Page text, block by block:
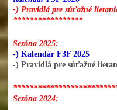
-) Pravidlá pre súťažné
*****************
Sezóna 2025:
-) Kalendár F3F 2025
-) Pravidlá pre súťažné
Sezóna 2024: